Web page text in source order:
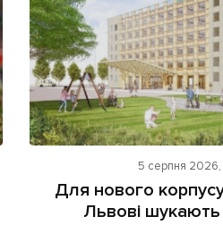
5 серпня 2026,
Для нового
Львові шукають